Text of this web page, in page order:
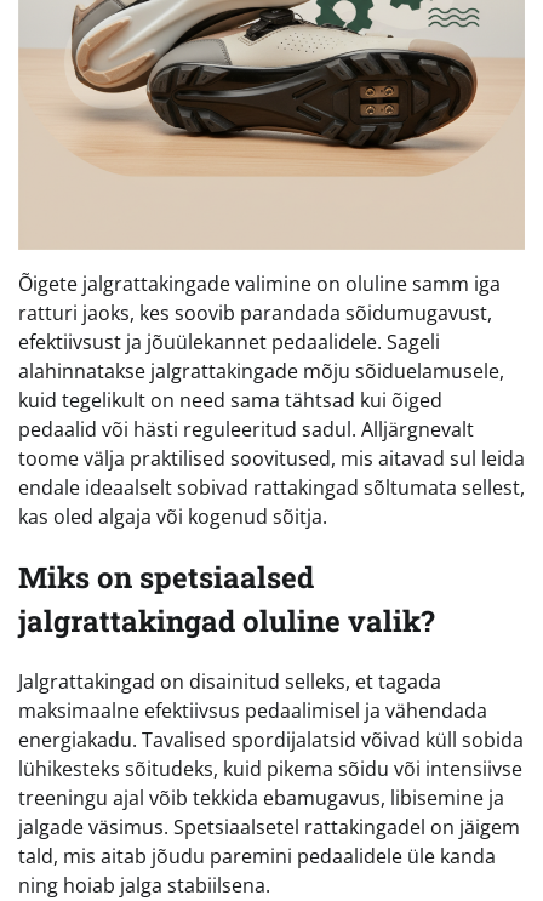
Õigete jalgrattakingade valimine on oluline samm iga
ratturi jaoks, kes soovib parandada sõidumugavust,
efektiivsust ja jõuülekannet pedaalidele. Sageli
alahinnatakse jalgrattakingade mõju sõiduelamusele,
kuid tegelikult on need sama tähtsad kui õiged
pedaalid või hästi reguleeritud sadul. Alljärgnevalt
toome välja praktilised soovitused, mis aitavad sul leida
endale ideaalselt sobivad rattakingad sõltumata sellest,
kas oled algaja või kogenud sõitja.
Miks on spetsiaalsed
jalgrattakingad oluline valik?
Jalgrattakingad on disainitud selleks, et tagada
maksimaalne efektiivsus pedaalimisel ja vähendada
energiakadu. Tavalised spordijalatsid võivad küll sobida
lühikesteks sõitudeks, kuid pikema sõidu või intensiivse
treeningu ajal võib tekkida ebamugavus, libisemine ja
jalgade väsimus. Spetsiaalsetel rattakingadel on jäigem
tald, mis aitab jõudu paremini pedaalidele üle kanda
ning hoiab jalga stabiilsena.